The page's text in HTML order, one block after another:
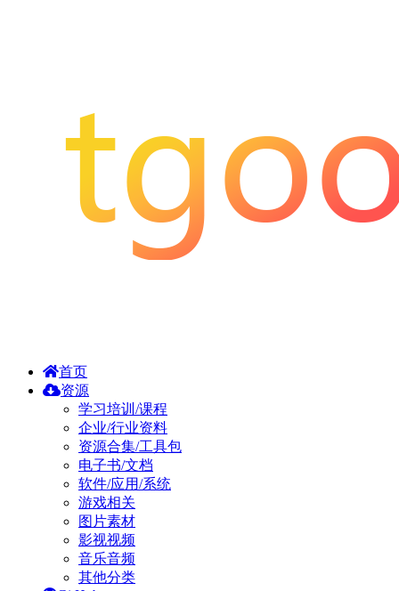
首页
资源
学习培训/课程
企业/行业资料
资源合集/工具包
电子书/文档
软件/应用/系统
游戏相关
图片素材
影视视频
音乐音频
其他分类